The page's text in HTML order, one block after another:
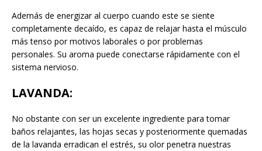
Además de energizar al cuerpo cuando este se siente
completamente decaído, es capaz de relajar hasta el músculo
más tenso por motivos laborales o por problemas
personales. Su aroma puede conectarse rápidamente con el
sistema nervioso.
LAVANDA:
No obstante con ser un excelente ingrediente para tomar
baños relajantes, las hojas secas y posteriormente quemadas
de la lavanda erradican el estrés, su olor penetra nuestras